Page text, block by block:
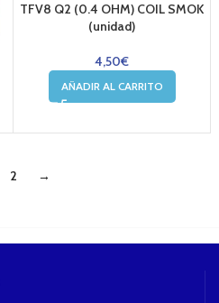
TFV8 Q2 (0.4 OHM) COIL SMOK
(unidad)
4,50€
AÑADIR AL CARRITO
2
→